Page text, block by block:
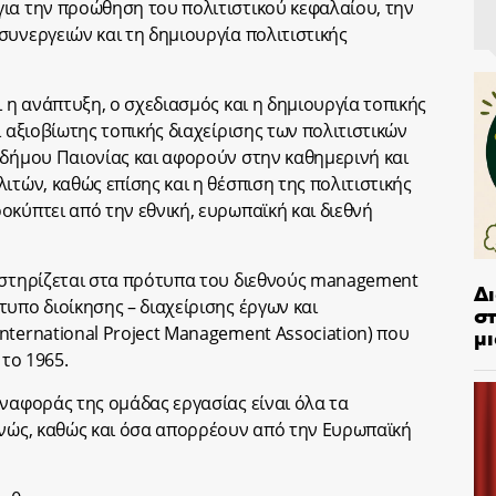
την προώθηση του πολιτιστικού κεφαλαίου, την
και τη δημιουργία πολιτιστικής
η ανάπτυξη, ο σχεδιασμός και η δημιουργία τοπικής
τοπικής διαχείρισης των πολιτιστικών
Παιονίας και αφορούν στην καθημερινή και
καθώς επίσης και η θέσπιση της πολιτιστικής
από την εθνική, ευρωπαϊκή και διεθνή
στα πρότυπα του διεθνούς management
διοίκησης – διαχείρισης έργων και
Project Management Association) που
1965.
της ομάδας εργασίας είναι όλα τα
καθώς και όσα απορρέουν από την Ευρωπαϊκή